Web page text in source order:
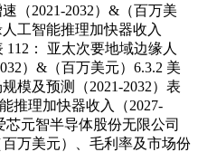
（2021-2032）&（百万美
工智能推理加快器收入
112： 亚太次要地域边缘人
）&（百万美元）6.3.2 美
模及预测（2021-2032）表
推理加快器收入（2027-
芯元智半导体股份无限公司
万美元）、毛利率及市场份